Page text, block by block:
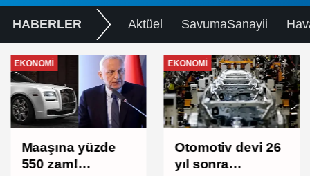
HABERLER Aktüel SavumaSanayii
EKONOMI
Maaşına yüzde
550 zam!
EKONOMI
Otomotiv devi 26
yıl sonra